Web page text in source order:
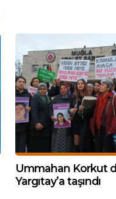
Ummahan Korkut
Yargıtay’a taşındı